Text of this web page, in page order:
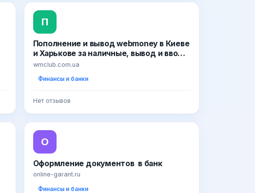
П
Пополнение и вывод webmoney в Киеве
и Харькове за наличные, вывод и ввод
wmz, wmr и wmu на банковскую карту
wmclub.com.ua
Финансы и банки
Нет отзывов
О
Оформление документов в банк
online-garant.ru
Финансы и банки